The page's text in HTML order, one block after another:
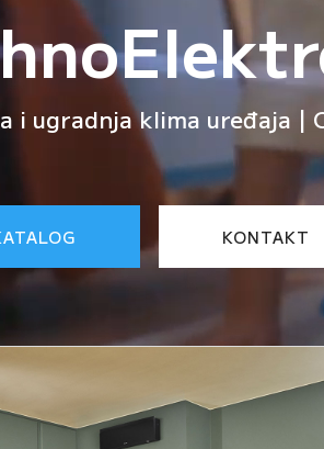
i ugradnja klima uređaja |
KONTAKT